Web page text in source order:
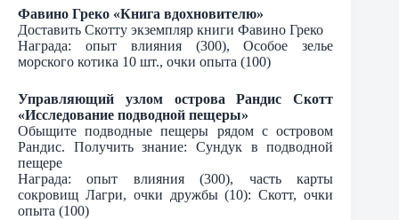
Фавино Греко «Книга вдохновителю»
Доставить Скотту экземпляр книги Фавино Греко
Награда: опыт влияния (300), Особое зелье
морского котика 10 шт., очки опыта (100)
Управляющий узлом острова Рандис Скотт
«Исследование подводной пещеры»
Обыщите подводные пещеры рядом с островом
Рандис. Получить знание: Сундук в подводной
пещере
Награда: опыт влияния (300), часть карты
сокровищ Лагри, очки дружбы (10): Скотт, очки
опыта (100)